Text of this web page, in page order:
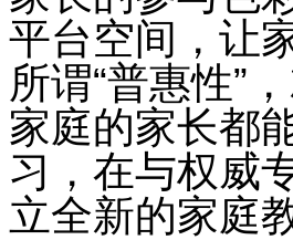
平台空间，让
所谓“普惠性”
家庭的家长都
习，在与权威
立全新的家庭